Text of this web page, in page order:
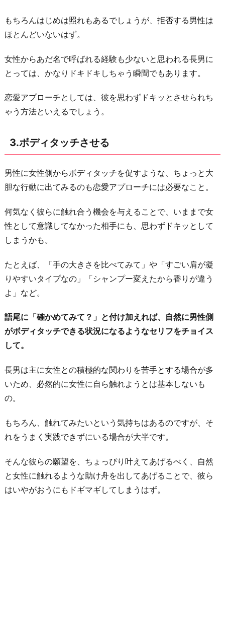
ア
ピ
ル
を
8.
簡
こ
で
甘
る
お
り
に
もちろんはじめは照れもあるでしょうが、拒否する男性は
ほとんどいないはず。
女性からあだ名で呼ばれる経験も少ないと思われる長男に
とっては、かなりドキドキしちゃう瞬間でもあります。
恋愛アプローチとしては、彼を思わずドキッとさせられち
ゃう方法といえるでしょう。
3.ボディタッチさせる
男性に女性側からボディタッチを促すような、ちょっと大
胆な行動に出てみるのも恋愛アプローチには必要なこと。
何気なく彼らに触れ合う機会を与えることで、いままで女
性として意識してなかった相手にも、思わずドキッとして
しまうかも。
たとえば、「手の大きさを比べてみて」や「すごい肩が凝
りやすいタイプなの」「シャンプー変えたから香りが違う
よ」など。
語尾に「確かめてみて？」と付け加えれば、自然に男性側
がボディタッチできる状況になるようなセリフをチョイス
して。
長男は主に女性との積極的な関わりを苦手とする場合が多
いため、必然的に女性に自ら触れようとは基本しないも
の。
もちろん、触れてみたいという気持ちはあるのですが、そ
れをうまく実践できずにいる場合が大半です。
そんな彼らの願望を、ちょっぴり叶えてあげるべく、自然
と女性に触れるような助け舟を出してあげることで、彼ら
はいやがおうにもドギマギしてしまうはず。